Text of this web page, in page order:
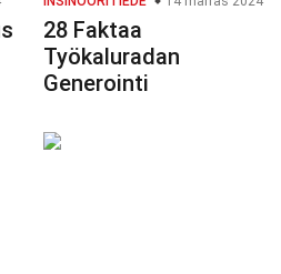
28 Faktaa
Työkaluradan
Generointi